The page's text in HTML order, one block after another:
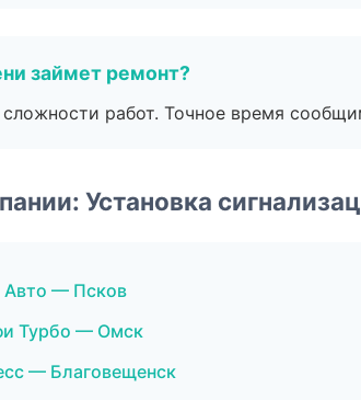
займет ремонт?
работ. Точное время
Установка
Авто — Псков
Турбо — Омск
— Благовещенск